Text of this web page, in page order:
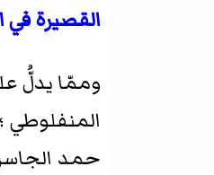
القصيرة في
وممّا يدلُّ
المنفلوطي
حمد